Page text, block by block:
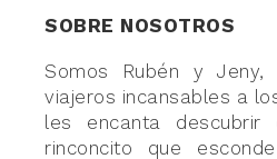
SOBRE NOSOTROS
Somos Rubén y Jeny,
viajeros incansables a
les encanta descubrir
rinconcito que